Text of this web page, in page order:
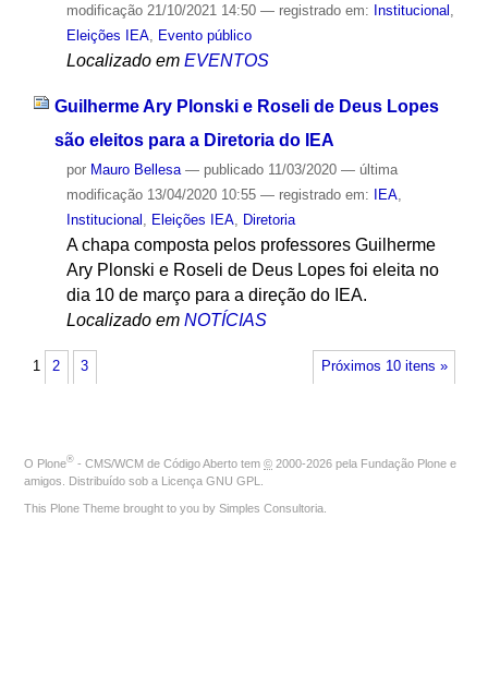
modificação21/10/2021 14:50 — registrado em: Institucional
Eleições IEA, Evento público
Localizado em EVENTOS
Guilherme Ary Plonski e Roseli de Deus Lopes
são eleitos para a Diretoria do IEA
por Mauro Bellesa — publicado11/03/2020 — última
modificação13/04/2020 10:55 — registrado em: IEA,
Institucional , Eleições IEA, Diretoria
A chapa composta pelos professores Guilherme
Ary Plonski e Roseli de Deus Lopes foi eleita no
dia 10 de março para a direção do IEA.
Localizado em NOTÍCIAS
Próximos 10 itens »
1 2 3
O Plone® - CMS/WCM de Código Aberto tem © 2000-2026 pela Fundação Plone e
amigos. Distribuído sob a Licença GNU GPL
This Plone Theme brought to you by Simples Consultoria